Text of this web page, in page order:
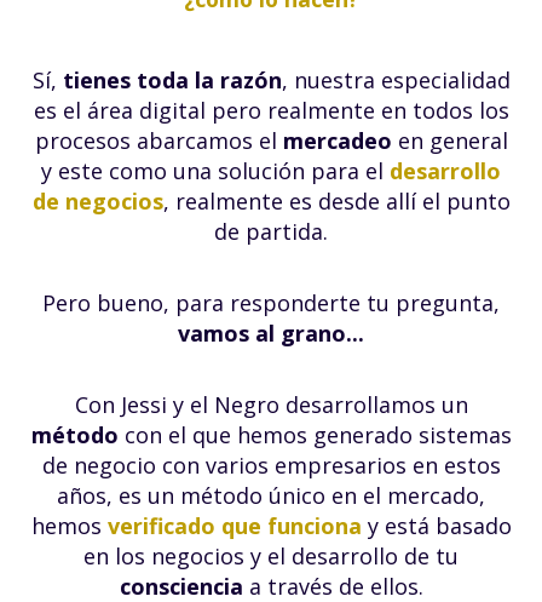
Sí, tienes toda la razón, nuestra especialidad
es el área digital pero realmente en todos los
procesos abarcamos el mercadeo en general
y este como una solución para el desarrollo
de negocios, realmente es desde allí el punto
de partida.
Pero bueno, para responderte tu pregunta,
vamos al grano...
Con Jessi y el Negro desarrollamos un
método con el que hemos generado sistemas
de negocio con varios empresarios en estos
años, es un método único en el mercado,
hemos verificado que funciona y está basado
en los negocios y el desarrollo de tu
consciencia a través de ellos.